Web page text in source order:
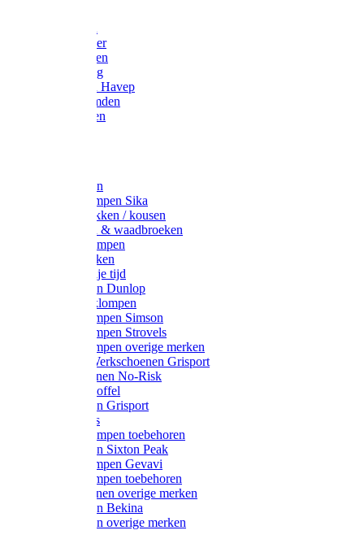
Bodywarmer
Werkbroeken
Zaagkleding
Werkjassen Havep
Thermohemden
Overhemden
Werksokken
Schoenklompen Sika
Thermo sokken / kousen
Lieslaarzen & waadbroeken
Houten klompen
Wandelsokken
Laarzen vrije tijd
Werklaarzen Dunlop
Kunststof klompen
Schoenklompen Simson
Schoenklompen Strovels
Schoenklompen overige merken
Wandel-/ Werkschoenen Grisport
Werkschoenen No-Risk
Klomppantoffel
Werklaarzen Grisport
Accessoires
Houten klompen toebehoren
Werklaarzen Sixton Peak
Schoenklompen Gevavi
Schoenklompen toebehoren
Werkschoenen overige merken
Werklaarzen Bekina
Werklaarzen overige merken